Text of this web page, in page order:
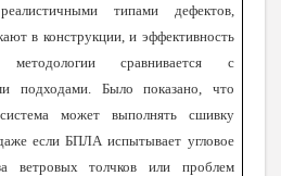
типами дефектов,
в конструкции, и эффективность
методологии сравнивается с
подходами. Было показано, что
система может выполнять сшивку
если БПЛА испытывает угловое
ветровых толчков или проблем